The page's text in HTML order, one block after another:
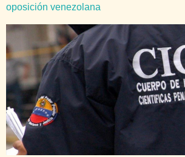
oposición venezolana